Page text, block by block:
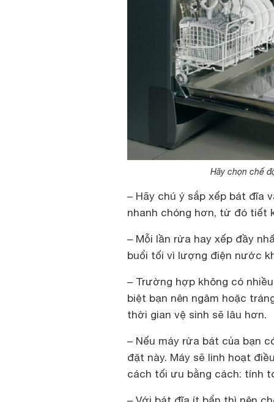
Hãy chọn chế
– Hãy chú ý sắp xếp bát đĩa
nhanh chóng hơn, từ đó tiết
– Mỗi lần rửa hay xếp đầy
buổi tối vì lượng điện nước
– Trường hợp không có
biệt bạn nên ngâm hoặc
thời gian vệ sinh sẽ lâu hơn.
– Nếu máy rửa bát của bạn
đặt này. Máy sẽ linh hoạt
cách tối ưu bằng cách: tính